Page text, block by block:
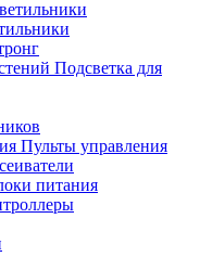
Подсветка для
Пульты управления
питания